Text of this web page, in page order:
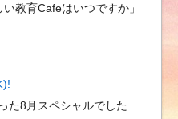
教育Cafeはいつですか」
)!
た8月スペシャルでした